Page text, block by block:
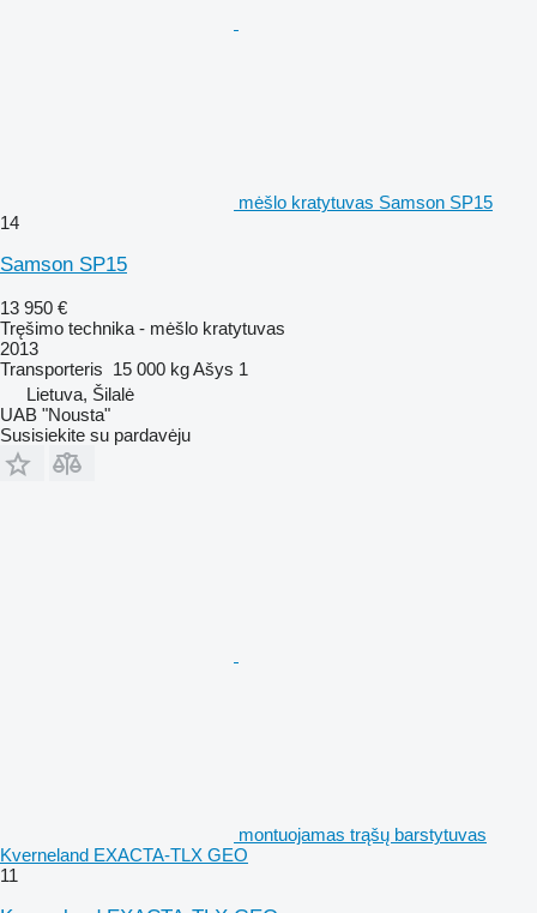
mėšlo kratytuvas Samson SP15
14
Samson SP15
13 950 €
Tręšimo technika - mėšlo kratytuvas
2013
Transporteris 15 000 kgAšys 1
Lietuva, Šilalė
UAB "Nousta"
Susisiekite su pardavėju
montuojamas trąšų barstytuvas
Kverneland EXACTA-TLX GEO
11